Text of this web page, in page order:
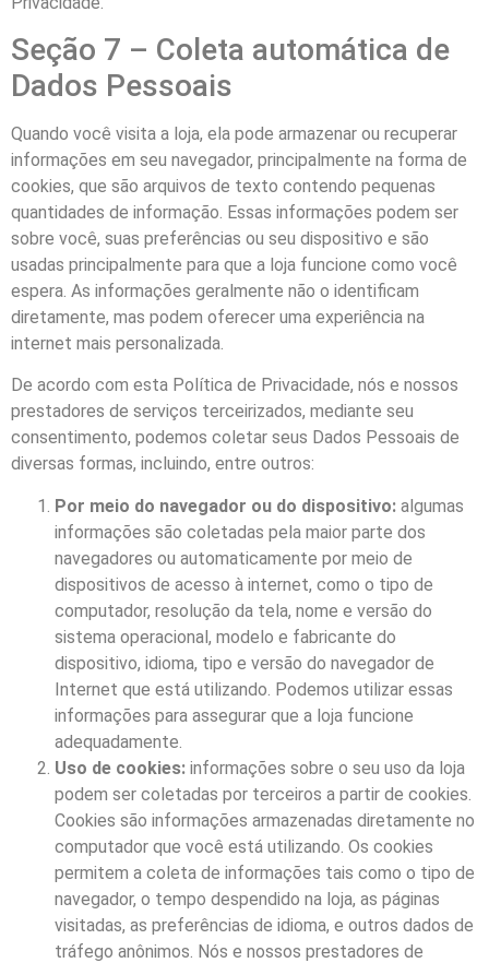
Seção 7 – Coleta automática de
Dados Pessoais
Quando você visita a loja, ela pode armazenar ou recuperar
informações em seu navegador, principalmente na forma de
cookies, que são arquivos de texto contendo pequenas
quantidades de informação. Essas informações podem ser
sobre você, suas preferências ou seu dispositivo e são
usadas principalmente para que a loja funcione como você
espera. As informações geralmente não o identificam
diretamente, mas podem oferecer uma experiência na
internet mais personalizada.
De acordo com esta Política de Privacidade, nós e nossos
prestadores de serviços terceirizados, mediante seu
consentimento, podemos coletar seus Dados Pessoais de
diversas formas, incluindo, entre outros:
Por meio do navegador ou do dispositivo: algumas
informações são coletadas pela maior parte dos
navegadores ou automaticamente por meio de
dispositivos de acesso à internet, como o tipo de
computador, resolução da tela, nome e versão do
sistema operacional, modelo e fabricante do
dispositivo, idioma, tipo e versão do navegador de
Internet que está utilizando. Podemos utilizar essas
informações para assegurar que a loja funcione
adequadamente.
Uso de cookies: informações sobre o seu uso da loja
podem ser coletadas por terceiros a partir de cookies.
Cookies são informações armazenadas diretamente no
computador que você está utilizando. Os cookies
permitem a coleta de informações tais como o tipo de
navegador, o tempo despendido na loja, as páginas
visitadas, as preferências de idioma, e outros dados de
tráfego anônimos. Nós e nossos prestadores de